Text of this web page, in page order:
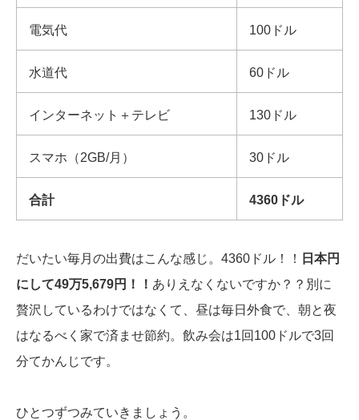
電気代 100ドル
水道代 60ドル
インターネット＋テレビ 130ドル
スマホ（2GB/月） 30ドル
合計 4360ドル
だいたい毎月の出費はこんな感じ。4360ドル！！
日本円
にして49万5,679円！！ ありえなくないですか？？別に
贅沢しているわけではなくて、昼は毎日外食で、朝と夜
はなるべく家で済ませ節約。飲み会は1回100ドルで3回
分てかんじです。
ひとつずつみていきましょう。